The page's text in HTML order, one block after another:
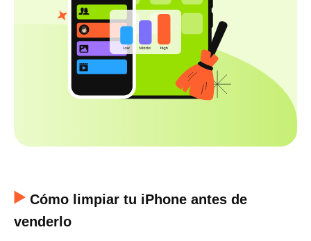
Cómo limpiar tu iPhone antes de
venderlo